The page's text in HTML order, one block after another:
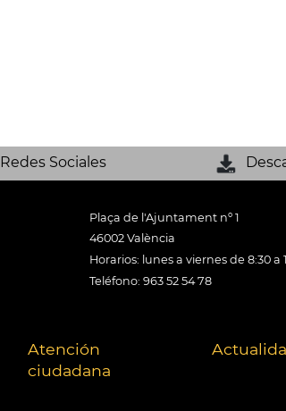
Redes Sociales
Plaça de l'Ajuntament nº 1
46002 València
Horarios: lunes a viernes de 8:30 a
Teléfono: 963 52 54 78
Atención
ciudadana